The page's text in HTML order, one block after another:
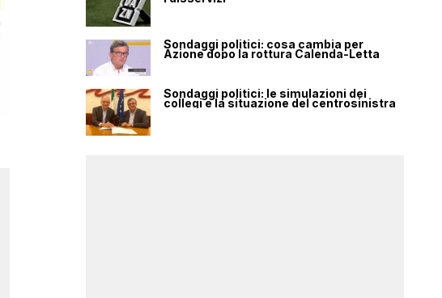
Sondaggi politici: cosa cambia per
Azione dopo la rottura Calenda-Letta
Sondaggi politici: le simulazioni dei
collegi e la situazione del centrosinistra